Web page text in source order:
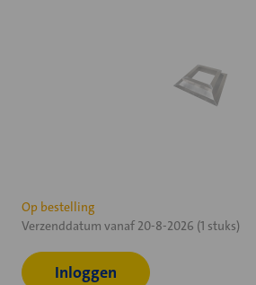
Huidige
voorraad:
Op bestelling
Verzenddatum vanaf 20-8-2026 (1 stuks)
Inloggen